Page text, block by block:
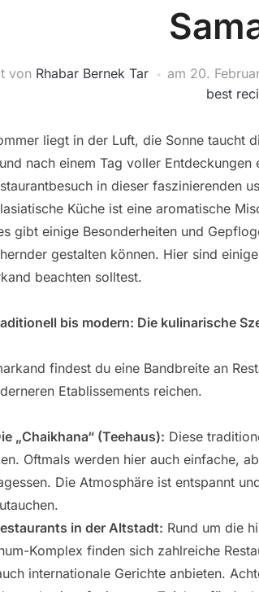
von Rhabar Bernek Tar am 20.
best
liegt in der Luft, die Sonne taucht
nach einem Tag voller
in dieser faszinierenden
Küche ist eine aromatische
gibt einige Besonderheiten und
gestalten können. Hier sind
beachten solltest.
bis modern: Die kulinarische
findest du eine Bandbreite an
Etablissements reichen.
„Chaikhana“ (Teehaus): Diese
Oftmals werden hier auch einfache,
Die Atmosphäre ist entspannt
in der Altstadt: Rund um die
Komplex finden sich zahlreiche
internationale Gerichte anbieten.